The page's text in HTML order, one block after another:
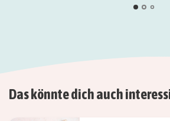
Das könnte dich auch